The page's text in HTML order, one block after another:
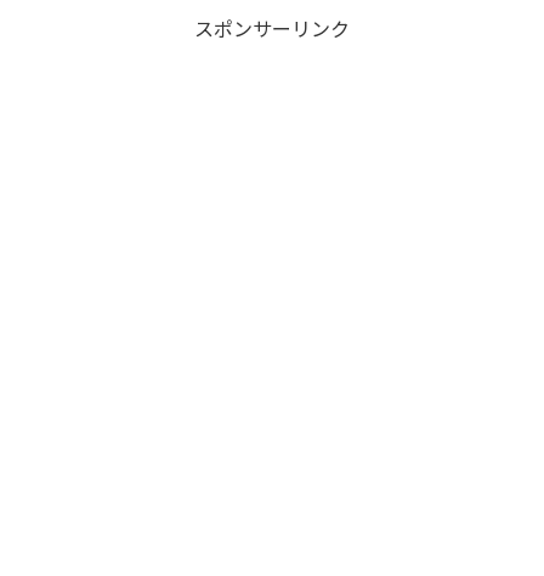
スポンサーリンク